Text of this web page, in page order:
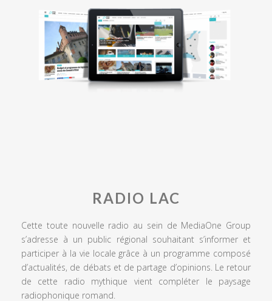
RADIO LAC
Cette toute nouvelle radio au sein de MediaOne Group
s’adresse à un public régional souhaitant s’informer et
participer à la vie locale grâce à un programme composé
d’actualités, de débats et de partage d’opinions. Le retour
de cette radio mythique vient compléter le paysage
radiophonique romand.